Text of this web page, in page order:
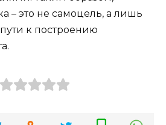
– это не самоцель, а лишь
к построению